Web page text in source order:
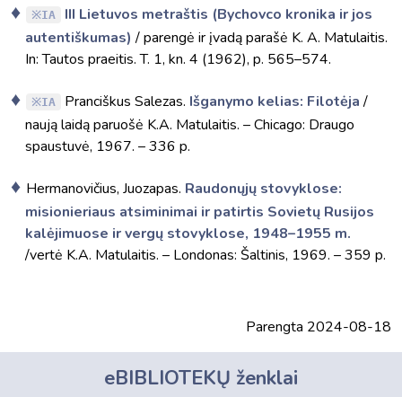
IA
III Lietuvos metraštis (Bychovco kronika ir jos
autentiškumas) / parengė ir įvadą parašė K. A. Matulaitis.
In: Tautos praeitis. T. 1, kn. 4 (1962), p. 565–574.
IA Pranciškus Salezas. Išganymo kelias: Filotėja/
naują laidą paruošė K.A. Matulaitis. – Chicago: Draugo
spaustuvė, 1967. – 336 p.
Hermanovičius, Juozapas. Raudonųjų stovyklose:
misionieriaus atsiminimai ir patirtis Sovietų Rusijos
kalėjimuose ir vergų stovyklose, 1948–1955 m.
/vertė K.A. Matulaitis. – Londonas: Šaltinis, 1969. – 359 p.
Parengta 2024-08-18
eBIBLIOTEKŲ ženklai